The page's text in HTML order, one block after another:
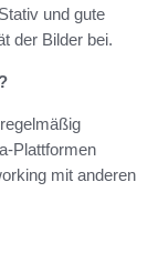
und gute
der Bilder bei.
Plattformen
mit anderen